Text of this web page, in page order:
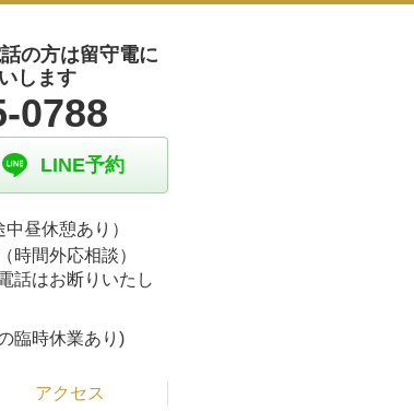
の方は留守電に
します
0788
LINE予約
昼休憩あり）
時間外応相談）
話はお断りいたし
臨時休業あり)
アクセス